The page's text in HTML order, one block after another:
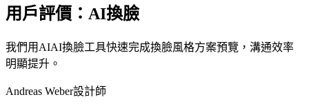
用戶評價：AI換臉
我們用AIAI換臉工具快速完成換臉風格方案預覽，溝通效率
明顯提升。
Andreas Weber設計師